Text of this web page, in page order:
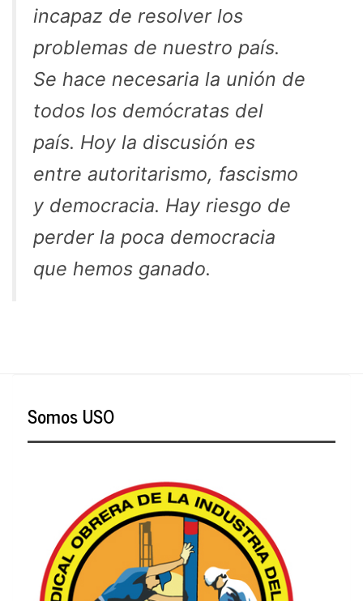
incapaz de resolver los
problemas de nuestro país.
Se hace necesaria la unión de
todos los demócratas del
país. Hoy la discusión es
entre autoritarismo, fascismo
y democracia. Hay riesgo de
perder la poca democracia
que hemos ganado.
Somos USO